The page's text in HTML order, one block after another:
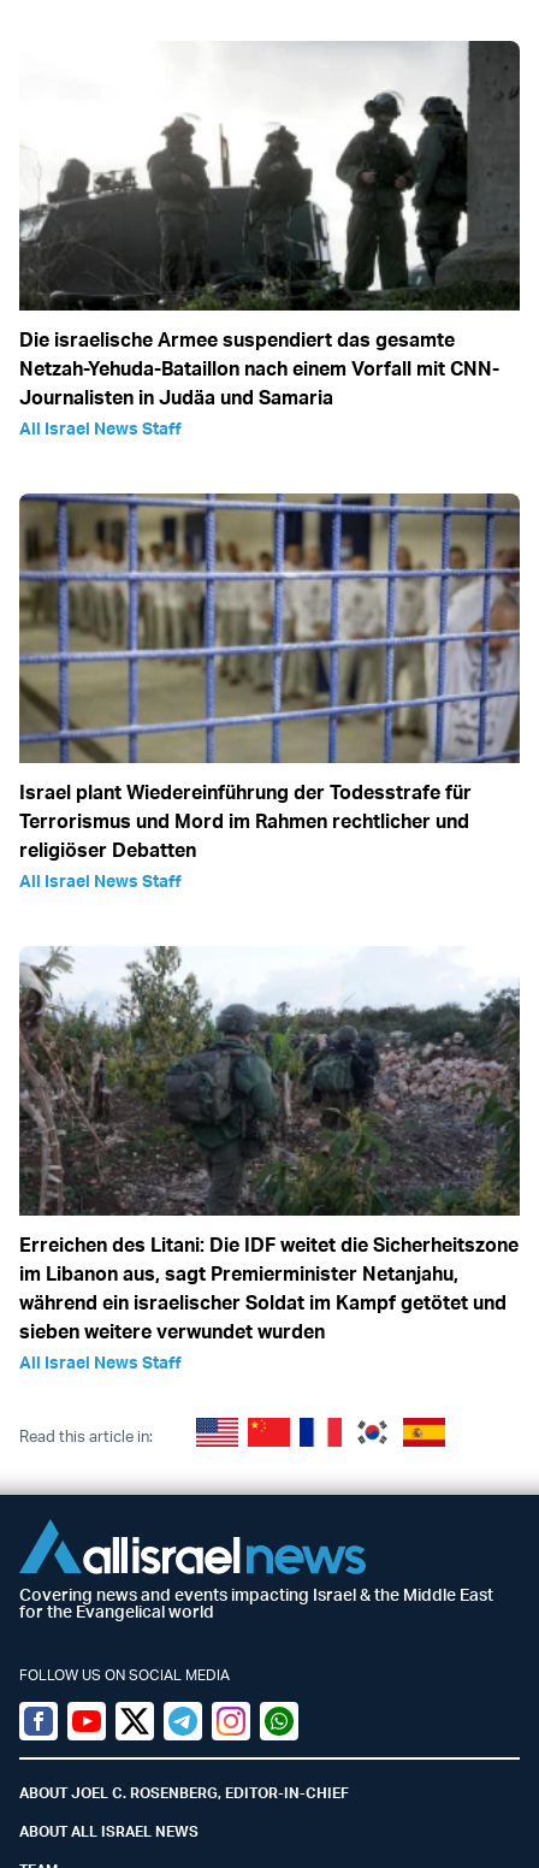
Die israelische Armee suspendiert das gesamte
Netzah-Yehuda-Bataillon nach einem Vorfall mit CNN-
Journalisten in Judäa und Samaria
All Israel News Staff
Israel plant Wiedereinführung der Todesstrafe für
Terrorismus und Mord im Rahmen rechtlicher und
religiöser Debatten
All Israel News Staff
Erreichen des Litani: Die IDF weitet die Sicherheitszone
im Libanon aus, sagt Premierminister Netanjahu,
während ein israelischer Soldat im Kampf getötet und
sieben weitere verwundet wurden
All Israel News Staff
Read this article in:
Covering news and events impacting Israel & the Middle East
for the Evangelical world
FOLLOW US ON SOCIAL MEDIA
Facebook
YoutubeTwitter (X)
TelegramInstagramWhatsapp
ABOUT JOEL C. ROSENBERG, EDITOR-IN-CHIEF
ABOUT ALL ISRAEL NEWS